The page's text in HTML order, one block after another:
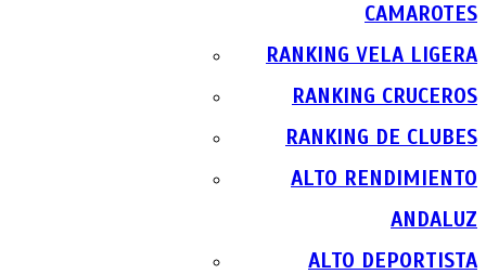
CAMAROTES
RANKING VELA LIGERA
RANKING CRUCEROS
RANKING DE CLUBES
ALTO RENDIMIENTO
ANDALUZ
ALTO DEPORTISTA